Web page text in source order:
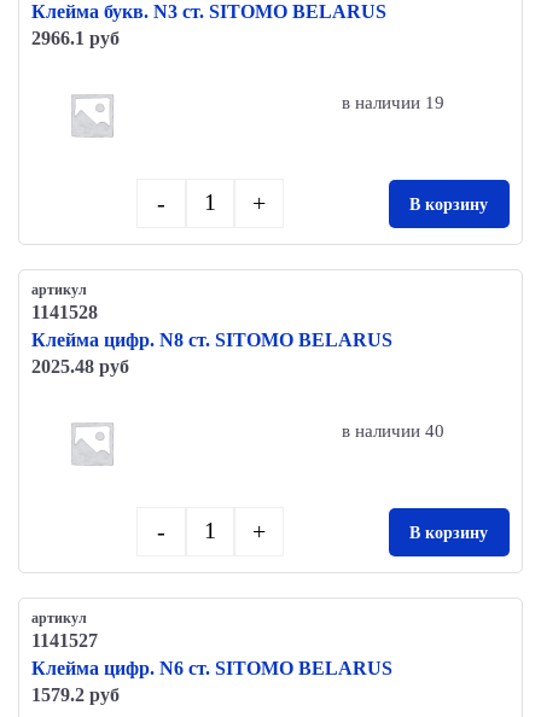
Клейма букв. N3 ст. SITOMO BELARUS
2966.1 руб
в наличии 19
Quantity
- + В корзину
артикул
1141528
Клейма цифр. N8 ст. SITOMO BELARUS
2025.48 руб
в наличии 40
Quantity
- + В корзину
артикул
1141527
Клейма цифр. N6 ст. SITOMO BELARUS
1579.2 руб